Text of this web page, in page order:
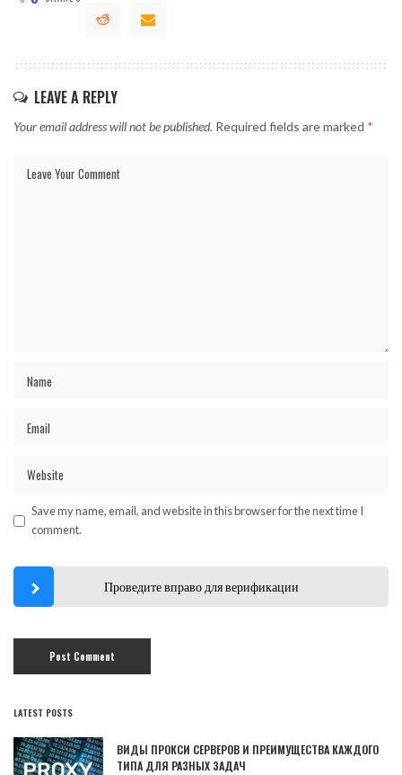
LEAVE A REPLY
Your email address will not be published. Required fields are marked *
Save my name, email, and website in this browser for the next time I
comment.
Проведите вправо для верификации
LATEST POSTS
ВИДЫ ПРОКСИ СЕРВЕРОВ И ПРЕИМУЩЕСТВА КАЖДОГО
ТИПА ДЛЯ РАЗНЫХ ЗАДАЧ